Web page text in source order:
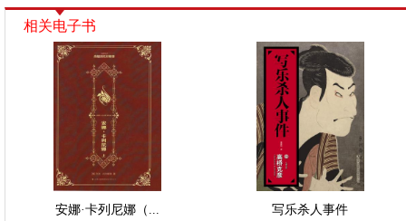
相关电子书
安娜·卡列尼娜（... 写乐杀人事件